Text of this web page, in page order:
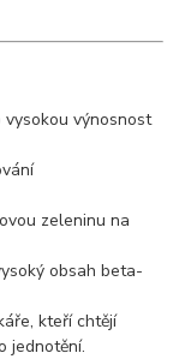
vysokou výnosnost
zeleninu na
obsah beta-
kteří chtějí
jednotění.